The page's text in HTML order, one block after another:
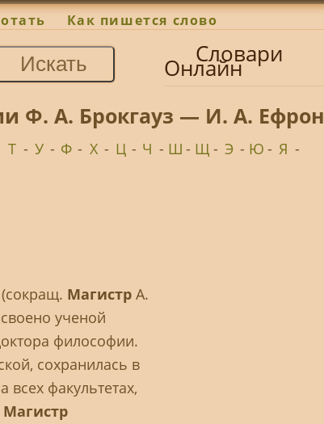
Как пишется слово
Словари
Онлайн
Ф. А. Брокгауз — И. А. Ефрон
Т - У - Ф - Х - Ц - Ч - Ш - Щ- Э - Ю- Я -
МагистрA.
ученой
философии.
сохранилась в
всех факультетах,
Магистр